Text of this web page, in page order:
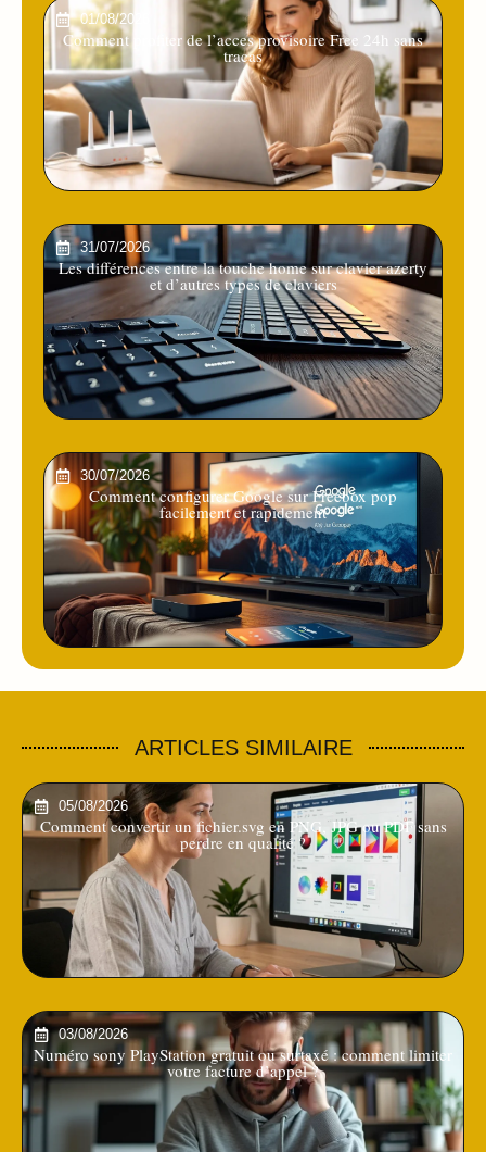
01/08/2026
Comment profiter de l’acces provisoire Free 24h sans
tracas
31/07/2026
Les différences entre la touche home sur clavier azerty
et d’autres types de claviers
30/07/2026
Comment configurer Google sur Freebox pop
facilement et rapidement
ARTICLES SIMILAIRE
05/08/2026
Comment convertir un fichier.svg en PNG, JPG ou PDF sans
perdre en qualité ?
03/08/2026
Numéro sony PlayStation gratuit ou surtaxé : comment limiter
votre facture d’appel ?